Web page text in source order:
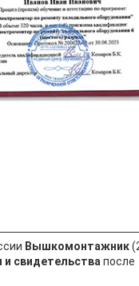
Вышкомонтажник
и свидетельствапосле